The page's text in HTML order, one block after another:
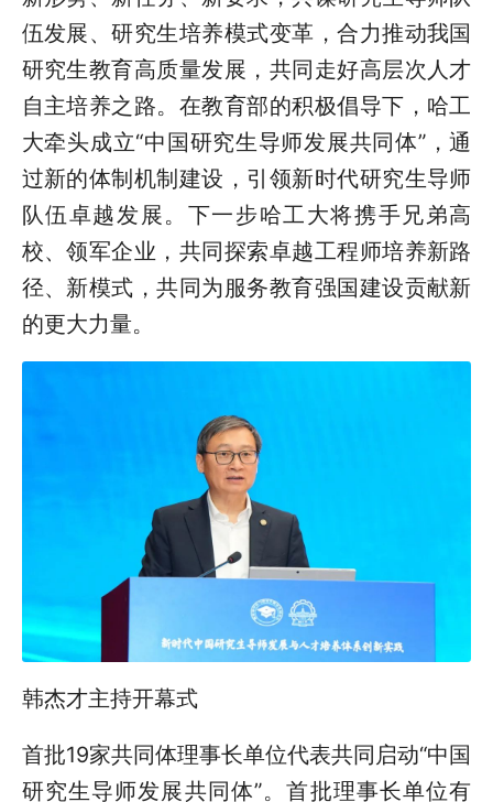
伍发展、研究生培养模式变革，合力推动我国
研究生教育高质量发展，共同走好高层次人才
自主培养之路。在教育部的积极倡导下，哈工
大牵头成立“中国研究生导师发展共同体”，通
过新的体制机制建设，引领新时代研究生导师
队伍卓越发展。下一步哈工大将携手兄弟高
校、领军企业，共同探索卓越工程师培养新路
径、新模式，共同为服务教育强国建设贡献新
的更大力量。
韩杰才主持开幕式
首批19家共同体理事长单位代表共同启动“中国
研究生导师发展共同体”。首批理事长单位有